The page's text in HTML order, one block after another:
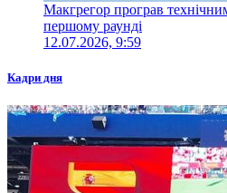
Макгрегор програв
першому раунді
12.07.2026, 9:59
Кадри дня